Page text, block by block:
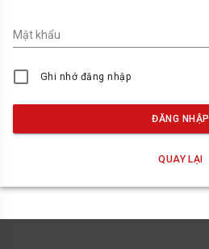
Mật khẩu
Ghi nhớ đăng nhập
ĐĂNG NHẬP
QUAY LẠI